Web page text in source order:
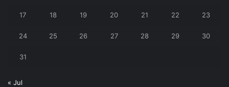
17 18 19 20 21 22 23
24 25 26 27 28 29 30
31
« Jul